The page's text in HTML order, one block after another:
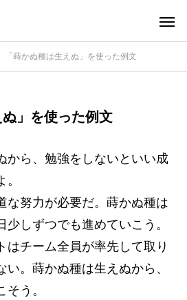
「蒔かぬ種は生えぬ」を使った例文
ぬ」を使った例文
から、勉強をしないといい成
な努力が必要だ。蒔かぬ種は
少しずつでも進めていこう。
はチーム全員が率先して取り
い。蒔かぬ種は生えぬから、
う。